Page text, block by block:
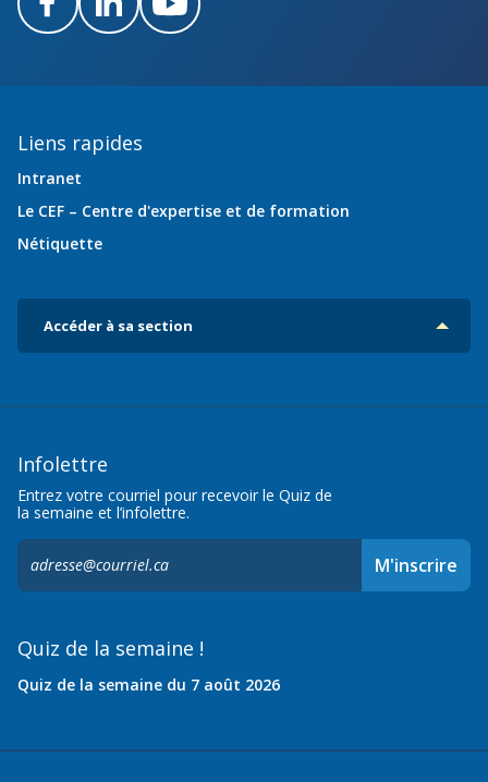
FacebookLinkedInYoutube
Liens rapides
Intranet
Le CEF – Centre d'expertise et de formation
Nétiquette
Accéder à sa section
Infolettre
Entrez votre courriel pour recevoir le Quiz de
la semaine et l’infolettre.
M'inscrire
Quiz de la semaine !
Quiz de la semaine du 7 août 2026